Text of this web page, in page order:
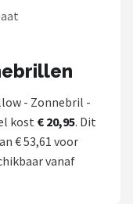
- Zonnebril -
kost € 20,95. Dit
€ 53,61 voor
vanaf